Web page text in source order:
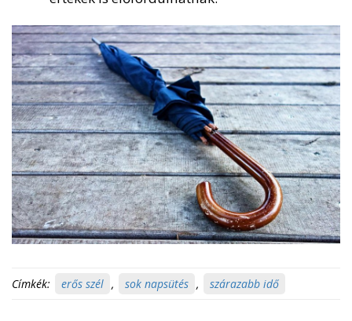
Címkék: erős szél , sok napsütés , szárazabb idő